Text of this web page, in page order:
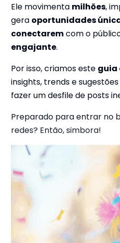
Ele movimenta milhões,
gera oportunidades
conectaremcom o
engajante.
Por isso, criamos este guia
insights, trends e
fazer um desfile de posts
Preparado para entrar no
redes? Então, simbora!